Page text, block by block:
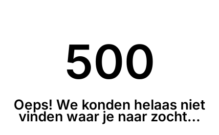
500
Oeps! We konden helaas niet
vinden waar je naar zocht...